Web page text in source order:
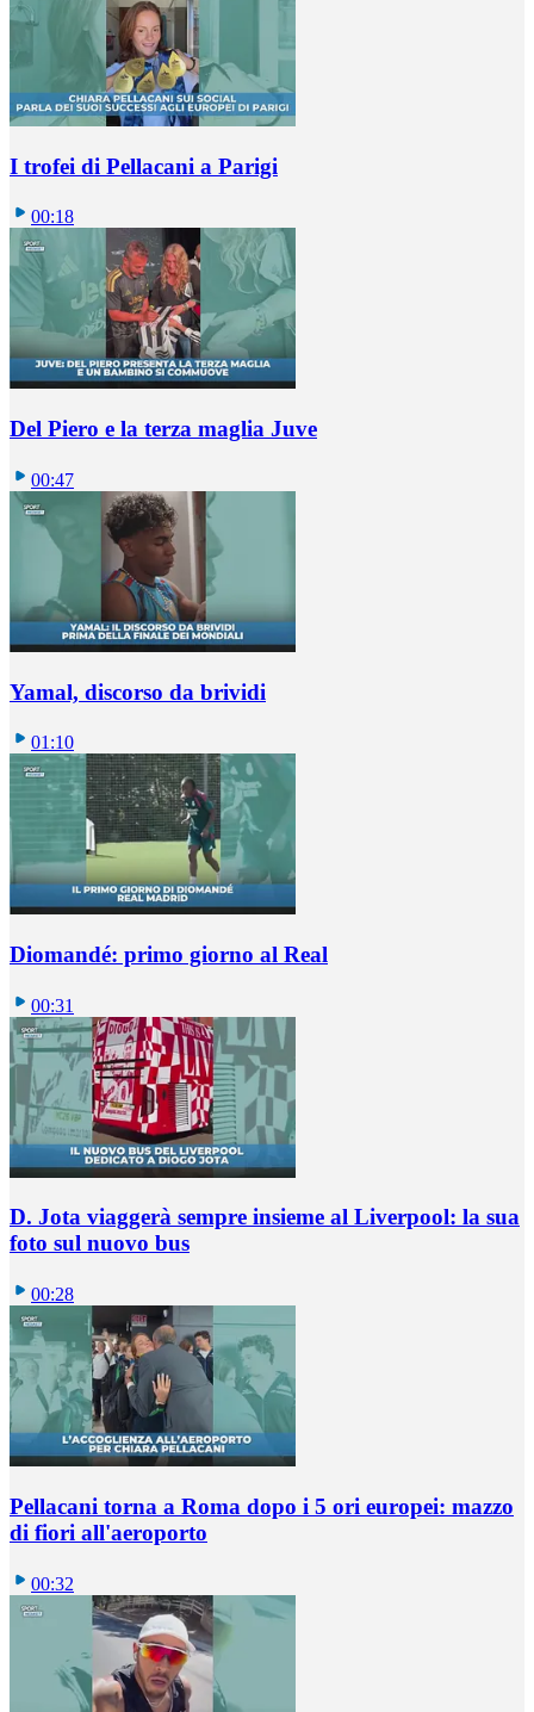
I trofei di Pellacani a Parigi
00:18
Del Piero e la terza maglia Juve
00:47
Yamal, discorso da brividi
01:10
Diomandé: primo giorno al Real
00:31
D. Jota viaggerà sempre insieme al Liverpool: la sua
foto sul nuovo bus
00:28
Pellacani torna a Roma dopo i 5 ori europei: mazzo
di fiori all'aeroporto
00:32